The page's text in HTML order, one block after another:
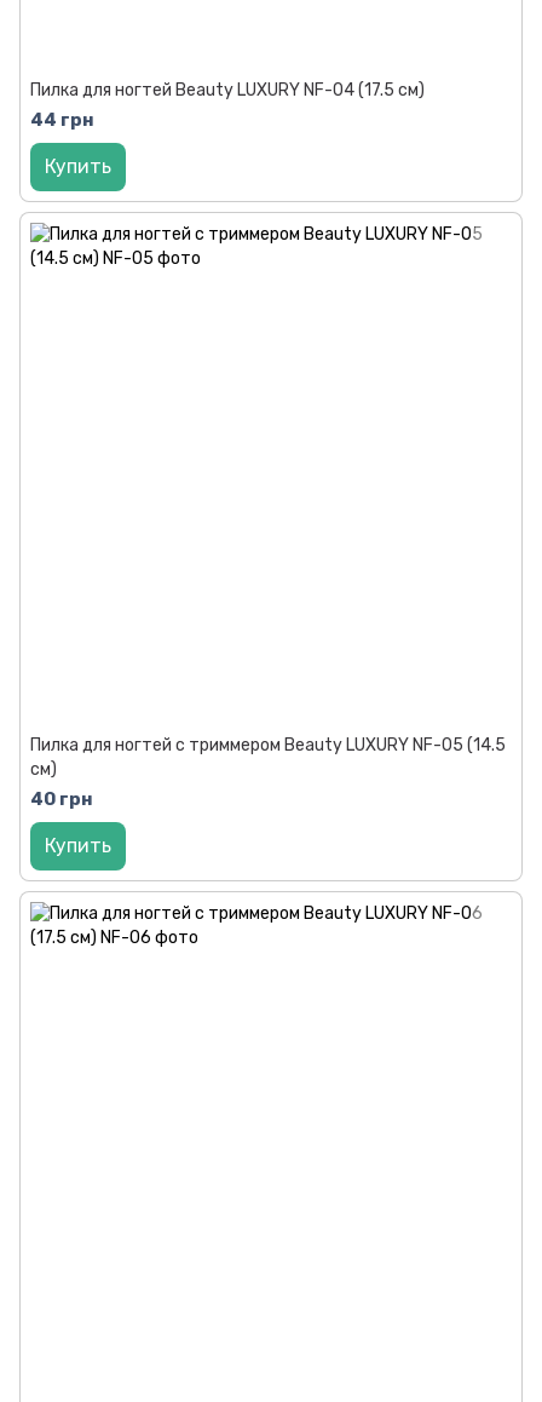
Пилка для ногтей Beauty LUXURY NF-04 (17.5 см)
44 грн
Купить
Пилка для ногтей с триммером Beauty LUXURY NF-05 (14.5
см)
40 грн
Купить